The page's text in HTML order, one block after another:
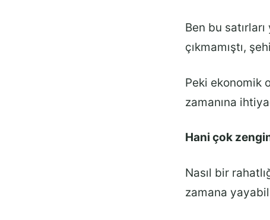
Ben bu
çıkmamıştı,
Peki ekonomik
zamanına
Hani çok
Nasıl bir
zamana